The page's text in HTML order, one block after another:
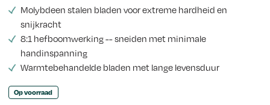
Molybdeen stalen bladen voor extreme hardheid en
snijkracht
8:1 hefboomwerking -- sneiden met minimale
handinspanning
Warmtebehandelde bladen met lange levensduur
Op voorraad